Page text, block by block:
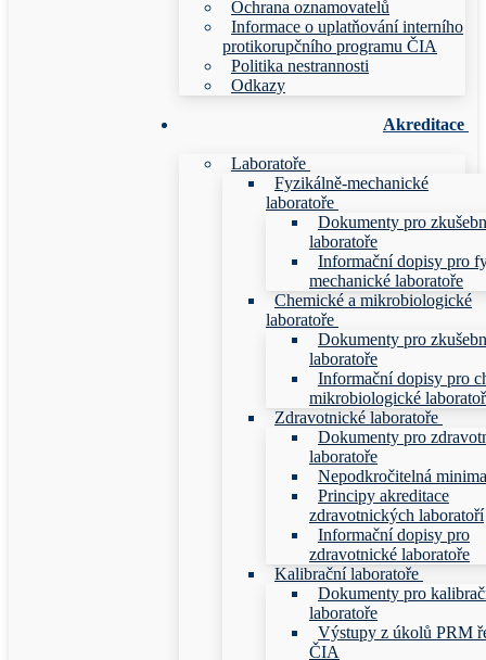
Ochrana oznamovatelů
Informace o uplatňování interního
protikorupčního programu ČIA
Politika nestrannosti
Odkazy
Akreditace
Laboratoře
Fyzikálně-mechanické
laboratoře
Dokumenty pro
laboratoře
Informační dopisy pro
mechanické laboratoře
Chemické a mikrobiologické
laboratoře
Dokumenty pro
laboratoře
Informační dopisy pro
mikrobiologické
Zdravotnické laboratoře
Dokumenty pro
laboratoře
Nepodkročitelná minima
Principy akreditace
zdravotnických laboratoří
Informační dopisy pro
zdravotnické laboratoře
Kalibrační laboratoře
Dokumenty pro
laboratoře
Výstupy z úkolů PRM
ČIA